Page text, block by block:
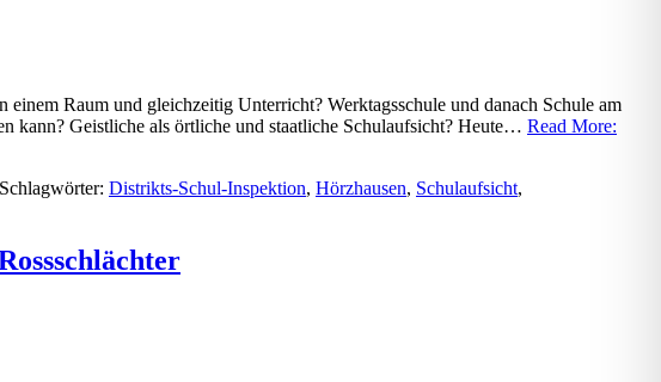
Raum und gleichzeitig Unterricht? Werktagsschule und danach Schule am
kann? Geistliche als örtliche und staatliche Schulaufsicht? Heute… Read More:
Schlagwörter: Distrikts-Schul-Inspektion, Hörzhausen, Schulaufsicht,